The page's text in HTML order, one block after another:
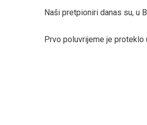
Naši pretpioniri danas su, u
Prvo poluvrijeme je proteklo